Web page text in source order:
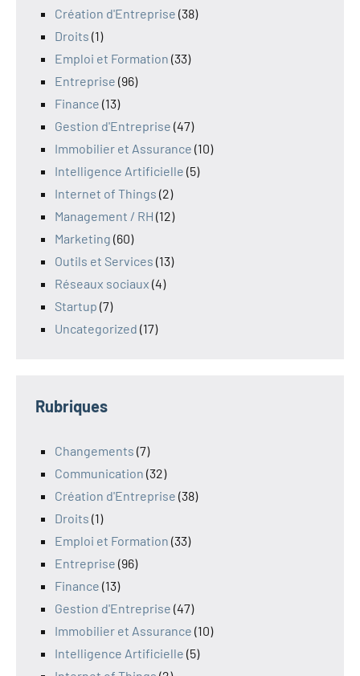
Création d'Entreprise (38)
Droits (1)
Emploi et Formation (33)
Entreprise (96)
Finance (13)
Gestion d'Entreprise (47)
Immobilier et Assurance (10)
Intelligence Artificielle (5)
Internet of Things (2)
Management / RH (12)
Marketing (60)
Outils et Services (13)
Réseaux sociaux (4)
Startup (7)
Uncategorized (17)
Rubriques
Changements (7)
Communication (32)
Création d'Entreprise (38)
Droits (1)
Emploi et Formation (33)
Entreprise (96)
Finance (13)
Gestion d'Entreprise (47)
Immobilier et Assurance (10)
Intelligence Artificielle (5)